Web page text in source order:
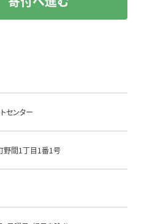
センター
野間1丁目1番1号